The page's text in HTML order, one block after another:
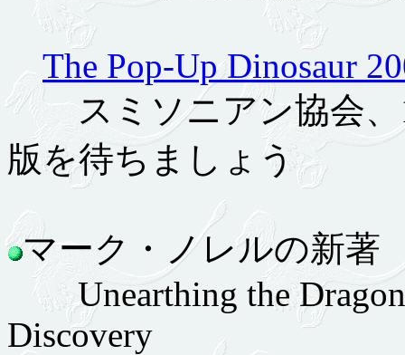
The Pop-Up Dinosaur
スミソニアン協会、
版を待ちましょう
マーク・ノレルの新著
Unearthing the Dragon:
Discovery